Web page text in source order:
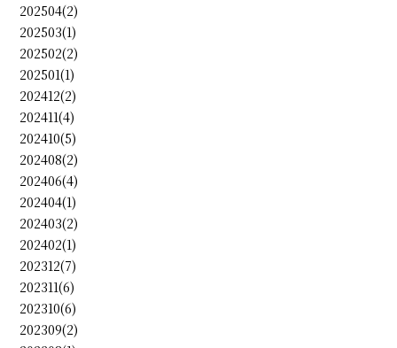
202504(2)
202503(1)
202502(2)
202501(1)
202412(2)
202411(4)
202410(5)
202408(2)
202406(4)
202404(1)
202403(2)
202402(1)
202312(7)
202311(6)
202310(6)
202309(2)